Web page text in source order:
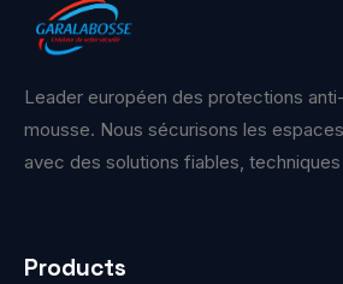
Leader européen des protections
mousse. Nous sécurisons les
avec des solutions fiables,
Products